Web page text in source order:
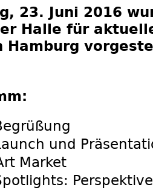
23. Juni 2016
Halle für
Hamburg
und
Market